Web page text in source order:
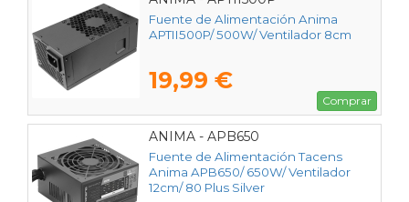
Fuente de Alimentación Anima
APTII500P/ 500W/ Ventilador 8cm
19,99 €
Comprar
ANIMA - APB650
Fuente de Alimentación Tacens
Anima APB650/ 650W/ Ventilador
12cm/ 80 Plus Silver